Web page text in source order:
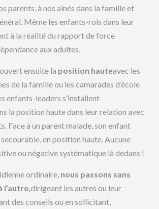
parents, à nos aînés dans la famille et
Même les enfants-rois dans leur
à la réalité du rapport de force
aux adultes.
ensuite la position hauteavec les
de la famille ou les camarades d’école
enfants-leaders s’installent
la position haute dans leur relation avec
Face à un parent malade, son enfant
en position haute. Aucune
ou négative systématique là dedans !
ordinaire, nous passons sans
l’autre,dirigeant les autres ou leur
des conseils ou en sollicitant,